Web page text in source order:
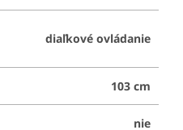
diaľkové ovládanie
103 cm
nie